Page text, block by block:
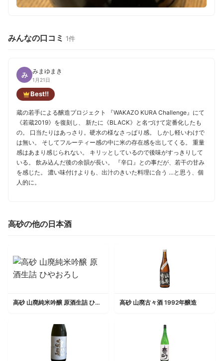
みんなの口コミ 1件
み みまゆまき
1月21日
Best!!
蔵の若手による醸造プロジェクト 『WAKAZO KURA Challenge』にて
《若蔵2019》を復刻し、 新たに《BLACK》と名づけて定番化したも
の。 口当たりはあっさり。硬水の様なさっぱり感。 しかし軽いわけで
は無い。 そしてフルーティー感の中に米の存在感を出してくる。 重量
感はあまり感じられない。 キリッとしているので後味がすっきりして
いる。 飲み込んだ後の余韻が長い。 『辛口』との事だが、若干の甘み
を感じた。 濃い味付けよりも、出汁のきいた料理に合う …と思う、個
人的に。
高砂の他の日本酒
高砂 山廃純米吟醸 原酒生詰 ひやおろし 高砂 山廃古々酒 1992年醸造